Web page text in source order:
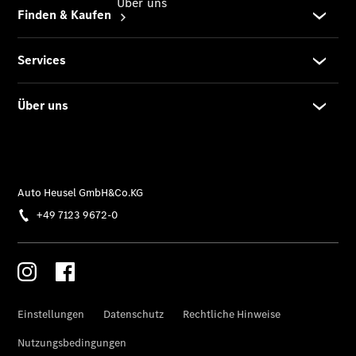
News
HEUSEL
Karriere